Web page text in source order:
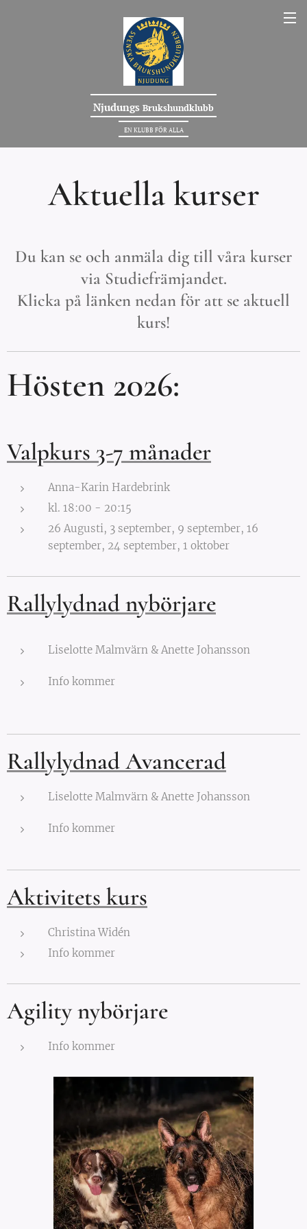
Njudungs Brukshundklubb
EN KLUBB FÖR ALLA
Aktuella kurser
Du kan se och anmäla dig till våra kurser
via Studiefrämjandet.
Klicka på länken nedan för att se aktuell
kurs!
Hösten 2026:
Valpkurs 3-7 månader
Anna-Karin Hardebrink
kl. 18:00 - 20:15
26 Augusti, 3 september, 9 september, 16
september, 24 september, 1 oktober
Rallylydnad nybörjare
Liselotte Malmvärn & Anette Johansson
Info kommer
Rallylydnad Avancerad
Liselotte Malmvärn & Anette Johansson
Info kommer
Aktivitets kurs
Christina Widén
Info kommer
Agility nybörjare
Info kommer